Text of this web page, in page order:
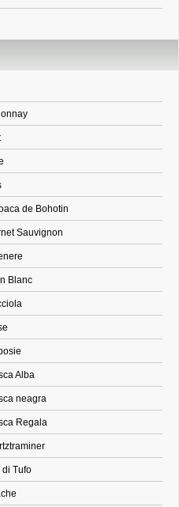
de Bohotin
Sauvignon
Blanc
Alba
neagra
Regala
di Tufo